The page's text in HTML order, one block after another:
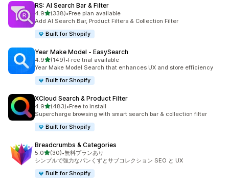
RS: AI Search Bar & Filter
4.95つ星中
(338)
合計レビュー数：338件
•Free plan available
Add AI Search Bar, Product Filters & Collection Filter
Built for Shopify
Year Make Model ‑ EasySearch
4.95つ星中
(149)
合計レビュー数：149件
•Free trial available
Year Make Model Search that enhances UX and store efficiency
Built for Shopify
XCloud Search & Product Filter
4.95つ星中
(483)
合計レビュー数：483件
•Free to install
Supercharge browsing with smart search bar & collection filter
Built for Shopify
Breadcrumbs & Categories
5.05つ星中
(30)
合計レビュー数：30件
•無料プランあり
シンプルで強力なパンくずとサブコレクション SEO と UX
Built for Shopify